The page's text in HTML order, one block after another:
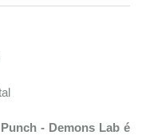
- Demons Lab é